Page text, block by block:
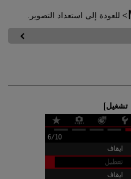
للعودة إلى استعداد التصوير.
تشغيل]